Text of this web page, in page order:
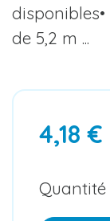
de 5,2 m ...
4,18 €
Quantité